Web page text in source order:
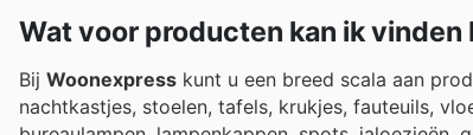
Wat voor producten kan ik vinden
Bij Woonexpress kunt u een breed scala aan
nachtkastjes, stoelen, tafels, krukjes, fauteuils,